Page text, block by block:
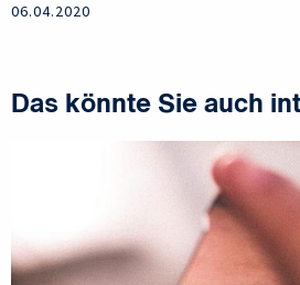
06.04.2020
Das könnte Sie auch